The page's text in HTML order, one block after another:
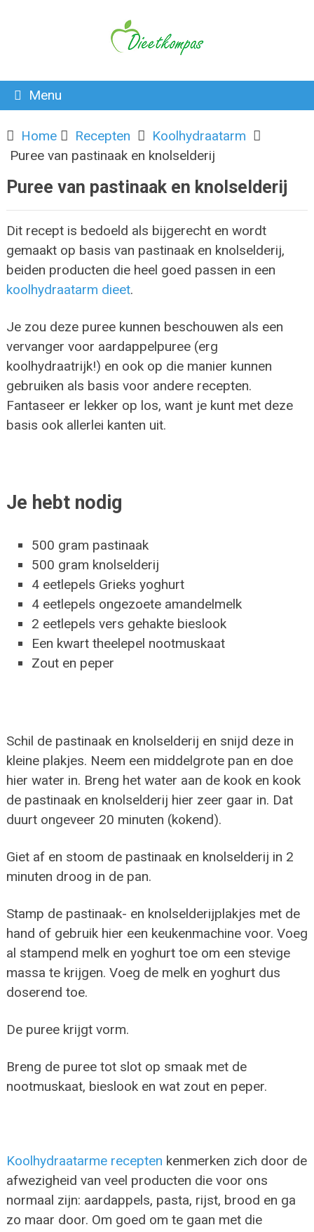
Menu
Home Recepten
Koolhydraatarm
Puree van pastinaak en knolselderij
Puree van pastinaak en knolselderij
Dit recept is bedoeld als bijgerecht en wordt
gemaakt op basis van pastinaak en knolselderij,
beiden producten die heel goed passen in een
koolhydraatarm dieet.
Je zou deze puree kunnen beschouwen als een
vervanger voor aardappelpuree (erg
koolhydraatrijk!) en ook op die manier kunnen
gebruiken als basis voor andere recepten.
Fantaseer er lekker op los, want je kunt met deze
basis ook allerlei kanten uit.
Je hebt nodig
500 gram pastinaak
500 gram knolselderij
4 eetlepels Grieks yoghurt
4 eetlepels ongezoete amandelmelk
2 eetlepels vers gehakte bieslook
Een kwart theelepel nootmuskaat
Zout en peper
Schil de pastinaak en knolselderij en snijd deze in
kleine plakjes. Neem een middelgrote pan en doe
hier water in. Breng het water aan de kook en kook
de pastinaak en knolselderij hier zeer gaar in. Dat
duurt ongeveer 20 minuten (kokend).
Giet af en stoom de pastinaak en knolselderij in 2
minuten droog in de pan.
Stamp de pastinaak- en knolselderijplakjes met de
hand of gebruik hier een keukenmachine voor. Voeg
al stampend melk en yoghurt toe om een stevige
massa te krijgen. Voeg de melk en yoghurt dus
doserend toe.
De puree krijgt vorm.
Breng de puree tot slot op smaak met de
nootmuskaat, bieslook en wat zout en peper.
Koolhydraatarme recepten kenmerken zich door de
afwezigheid van veel producten die voor ons
normaal zijn: aardappels, pasta, rijst, brood en ga
zo maar door. Om goed om te gaan met die